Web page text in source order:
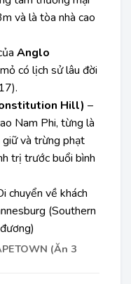
và là tòa nhà cao
Anglo
có lịch sử lâu đời
Hill) –
Nam Phi, từng là
và trừng phạt
trị trước buổi bình
chuyển về khách
(Southern
(Ăn 3